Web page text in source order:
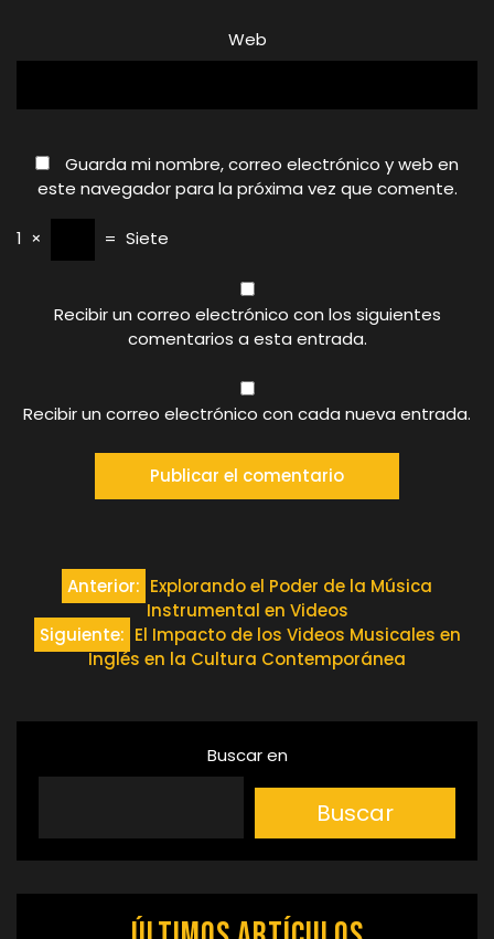
Web
Guarda mi nombre, correo electrónico y web en
este navegador para la próxima vez que comente.
1 × = Siete
Recibir un correo electrónico con los siguientes
comentarios a esta entrada.
Recibir un correo electrónico con cada nueva entrada.
Navegación
de
entradas
Anterior: Explorando el Poder de la Música
Instrumental en Videos
Siguiente: El Impacto de los Videos Musicales en
Inglés en la Cultura Contemporánea
Buscar en
Buscar